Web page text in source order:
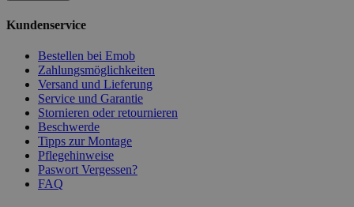
Kundenservice
Bestellen bei Emob
Zahlungsmöglichkeiten
Versand und Lieferung
Service und Garantie
Stornieren oder retournieren
Beschwerde
Tipps zur Montage
Pflegehinweise
Paswort Vergessen?
FAQ